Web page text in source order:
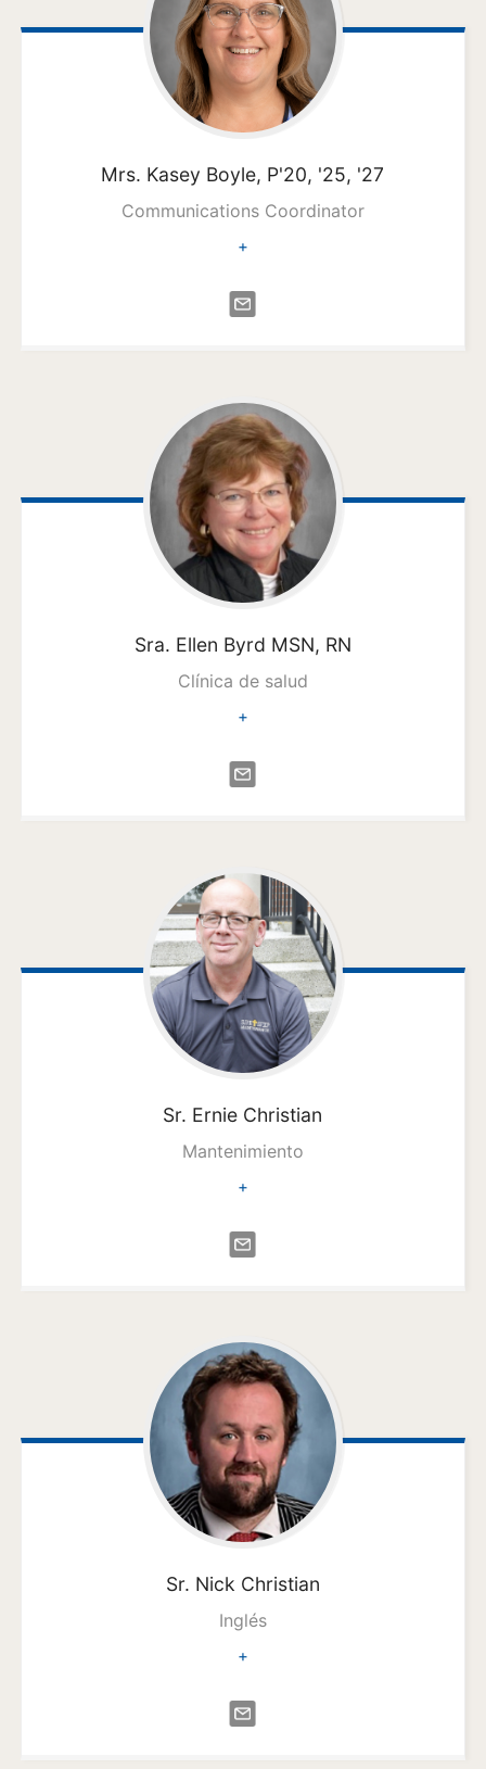
Mrs. Kasey Boyle, P'20, '25, '27
Communications Coordinator
+
Sra. Ellen Byrd MSN, RN
Clínica de salud
+
Sr. Ernie Christian
Mantenimiento
+
Sr. Nick Christian
Inglés
+